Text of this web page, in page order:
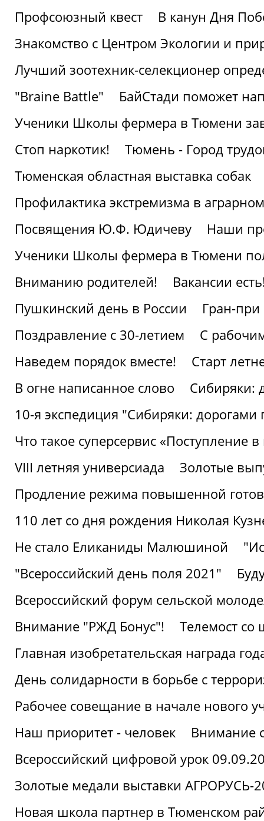
Профсоюзный квест
В канун Дня
Знакомство с Центром Экологии и
Лучший зоотехник-селекционер
"Braine Battle"
БайСтади поможет
Ученики Школы фермера в Тюмени
Стоп наркотик!
Тюмень - Город
Тюменская областная выставка собак
Профилактика экстремизма в аграрном
Посвящения Ю.Ф. Юдичеву
Наши
Ученики Школы фермера в Тюмени
Вниманию родителей!
Вакансии
Пушкинский день в России
Гран-
Поздравление с 30-летием
С
Наведем порядок вместе!
Старт
В огне написанное слово
Сибиряки:
10-я экспедиция "Сибиряки: дорогами
Что такое суперсервис «Поступление
VIII летняя универсиада
Золотые
Продление режима повышенной
110 лет со дня рождения Николая
Не стало Еликаниды Малюшиной
"Всероссийский день поля 2021"
Всероссийский форум сельской
Внимание "РЖД Бонус"!
Телемост
Главная изобретательская награда
День солидарности в борьбе с
Рабочее совещание в начале нового
Наш приоритет - человек
Внимание
Всероссийский цифровой урок
Золотые медали выставки АГРОРУСЬ-
Новая школа партнер в Тюменском